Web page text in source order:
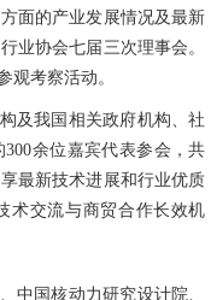
面的产业发展情况及最新
业协会七届三次理事会。
观考察活动。
及我国相关政府机构、社
余位嘉宾代表参会，共
最新技术进展和行业优质
术交流与商贸合作长效机
中国核动力研究设计院、